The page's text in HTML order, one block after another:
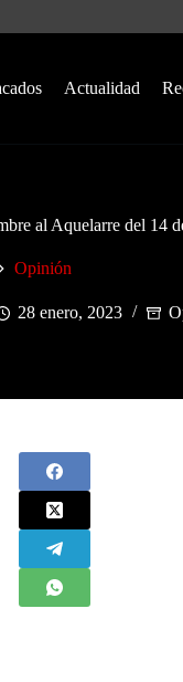
Actualidad
al Aquelarre del 14
Opinión
28 enero, 2023